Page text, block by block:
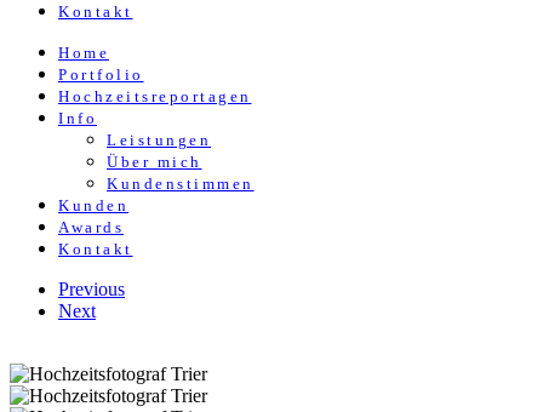
Kontakt
Home
Portfolio
Hochzeitsreportagen
Info
Leistungen
Über mich
Kundenstimmen
Kunden
Awards
Kontakt
Previous
Next